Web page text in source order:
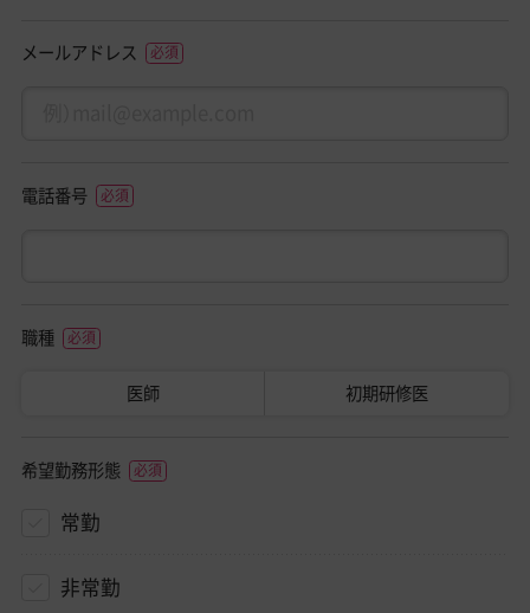
メールアドレス
電話番号
職種
医師 初期研修医
希望勤務形態
常勤
非常勤